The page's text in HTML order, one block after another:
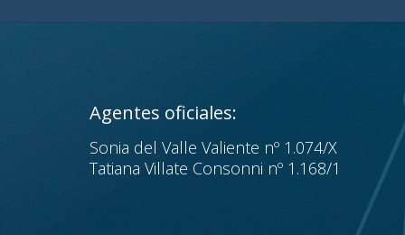
Agentes oficiales:
Sonia del Valle Valiente nº 1.074/X
Tatiana Villate Consonni nº 1.168/1